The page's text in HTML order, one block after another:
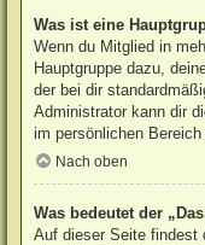
Was ist eine
Wenn du Mitglied in
Hauptgruppe dazu,
der bei dir
Administrator kann dir
im persönlichen
Nach oben
Was bedeutet der
Auf dieser Seite findest